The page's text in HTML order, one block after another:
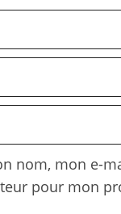
nom, mon e-
pour mon